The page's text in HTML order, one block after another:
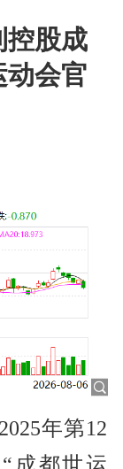
控股成
动会官
年第12